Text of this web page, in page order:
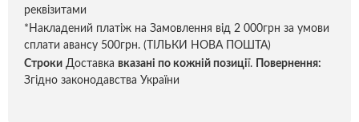
реквізитами
*Накладений платіж на Замовлення від 2 000грн за умови
сплати авансу 500грн. (ТІЛЬКИ НОВА ПОШТА)
Строки Доставка вказані по кожній позиції.
Повернення:
Згідно законодавства України